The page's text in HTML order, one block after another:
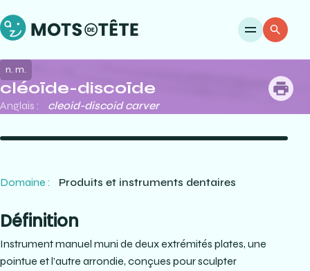
cléoïde-discoïde
n. m.
Anglais : cleoid-discoid carver
Domaine : Produits et instruments dentaires
Définition
Instrument manuel muni de deux extrémités plates, une
pointue et l’autre arrondie, conçues pour sculpter